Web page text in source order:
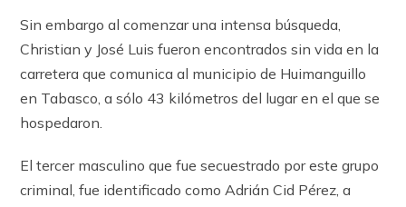
Sin embargo al comenzar una intensa búsqueda,
Christian y José Luis fueron encontrados sin vida en la
carretera que comunica al municipio de Huimanguillo
en Tabasco, a sólo 43 kilómetros del lugar en el que se
hospedaron.
El tercer masculino que fue secuestrado por este grupo
criminal, fue identificado como Adrián Cid Pérez, a